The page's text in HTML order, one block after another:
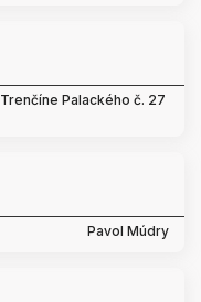
Palackého č. 27
Pavol Múdry